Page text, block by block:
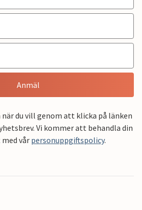
Anmäl
när du vill genom att klicka på länken
Vi kommer att behandla din
vårpersonuppgiftspolicy.